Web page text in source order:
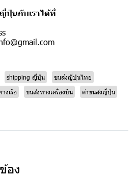
ปุ่นกับเราได้ที่
shipping ญี่ปุ่น
ขนส่งญี่ปุ่นไทย
งเรือ ขนส่งทางเครื่องบิน
ค่าขนส่งญี่ปุ่น
อง